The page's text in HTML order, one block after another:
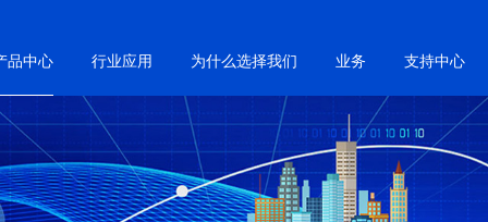
品中心 行业应用 为什么选择我们 业务 支持中心